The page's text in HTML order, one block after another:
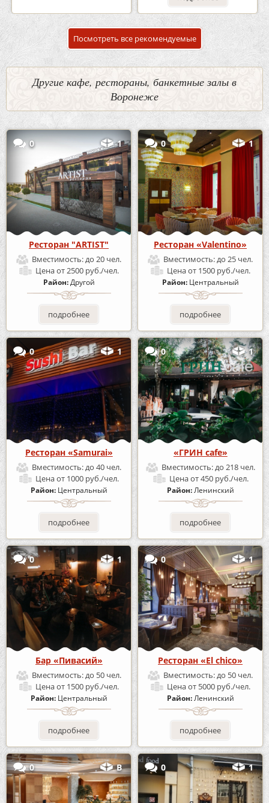
Посмотреть все рекомендуемые
Другие кафе, рестораны, банкетные залы в
Воронеже
0 1
Ресторан "ARTIST"
Вместимость:до 20 чел.
Ценаот 2500 руб./чел.
Район:Другой
подробнее
0 1
Ресторан «Valentino»
Вместимость:до 25 чел.
Ценаот 1500 руб./чел.
Район: Центральный
подробнее
0 1
Ресторан «Samurai»
Вместимость:до 40 чел.
Ценаот 1000 руб./чел.
Район: Центральный
подробнее
0 1
«ГРИН cafe»
Вместимость:до 218 чел.
Ценаот 450 руб./чел.
Район:Ленинский
подробнее
0 1
Бар «Пивасий»
Вместимость:до 50 чел.
Ценаот 1500 руб./чел.
Район: Центральный
подробнее
0 1
Ресторан «El chico»
Вместимость:до 50 чел.
Ценаот 5000 руб./чел.
Район:Ленинский
подробнее
0 В 0 1